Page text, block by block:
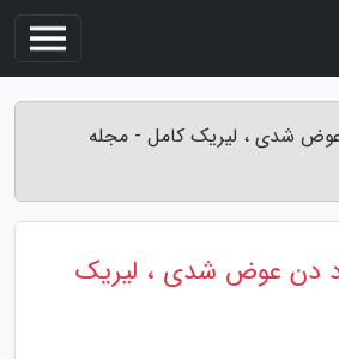
شدی ، لیریک کامل - مجله
د دن عوض شدی ، لیریک